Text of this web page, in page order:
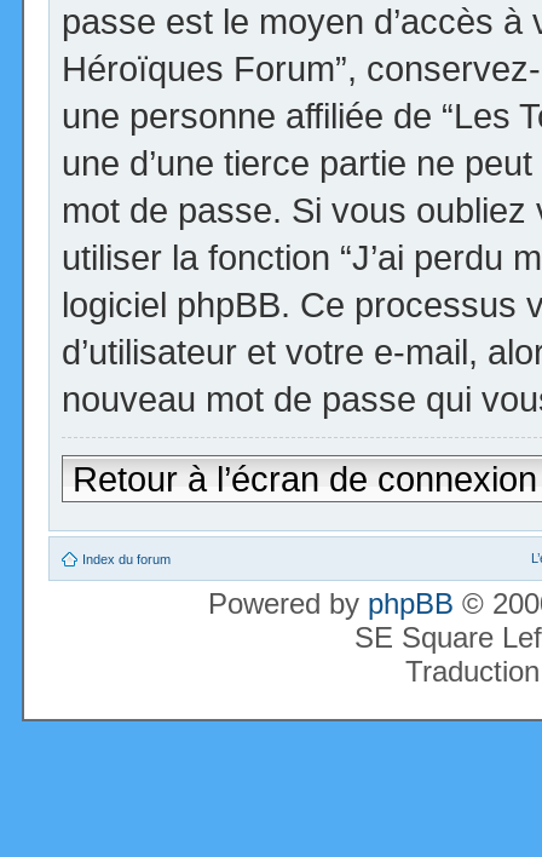
passe est le moyen d’accès à
Héroïques Forum”,
une personne affiliée de “Les
une d’une tierce partie ne
mot de passe. Si vous
utiliser la fonction “J’ai perdu
logiciel phpBB. Ce processus
d’utilisateur et votre e-mail,
nouveau mot de passe qui
Retour à l’écran de connexion
Index du forum
Powered by phpBB ©
SE Square